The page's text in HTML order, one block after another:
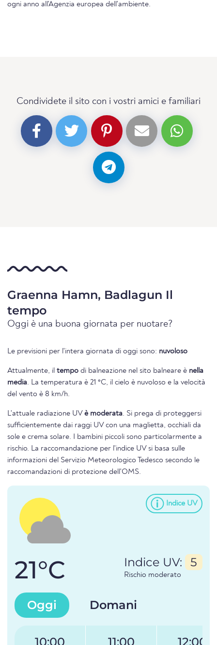
ogni anno all'Agenzia europea dell'ambiente.
Condividete il sito con i vostri amici e familiari
Graenna Hamn, Badlagun Il
tempo
Oggi è una buona giornata per nuotare?
Le previsioni per l'intera giornata di oggi sono: nuvoloso
Attualmente, il tempo di balneazione nel sito balneare è nella
media. La temperatura è 21 °C, il cielo è nuvoloso e la velocità
del vento è 8 km/h.
L'attuale radiazione UV è moderata. Si prega di proteggersi
sufficientemente dai raggi UV con una maglietta, occhiali da
sole e crema solare. I bambini piccoli sono particolarmente a
rischio. La raccomandazione per l'indice UV si basa sulle
informazioni del Servizio Meteorologico Tedesco secondo le
raccomandazioni di protezione dell'OMS.
Indice UV
21°C Indice UV: 5
Rischio moderato
Oggi Domani
10:00 11:00 12:00